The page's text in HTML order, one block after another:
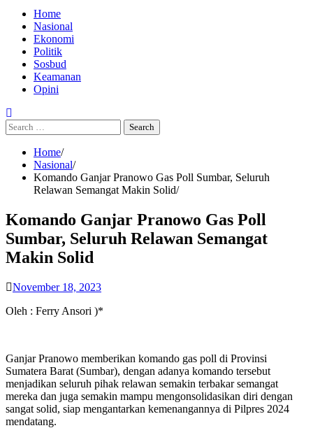
Home
Nasional
Ekonomi
Politik
Sosbud
Keamanan
Opini
Search
for:
Home
Nasional
Komando Ganjar Pranowo Gas Poll Sumbar, Seluruh
Relawan Semangat Makin Solid
Komando Ganjar Pranowo Gas Poll
Sumbar, Seluruh Relawan Semangat
Makin Solid
November 18, 2023
Oleh : Ferry Ansori )*
Ganjar Pranowo memberikan komando gas poll di Provinsi
Sumatera Barat (Sumbar), dengan adanya komando tersebut
menjadikan seluruh pihak relawan semakin terbakar semangat
mereka dan juga semakin mampu mengonsolidasikan diri dengan
sangat solid, siap mengantarkan kemenangannya di Pilpres 2024
mendatang.